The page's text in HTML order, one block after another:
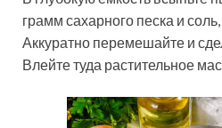
грамм сахарного песка и
Аккуратно перемешайте и
Влейте туда растительное